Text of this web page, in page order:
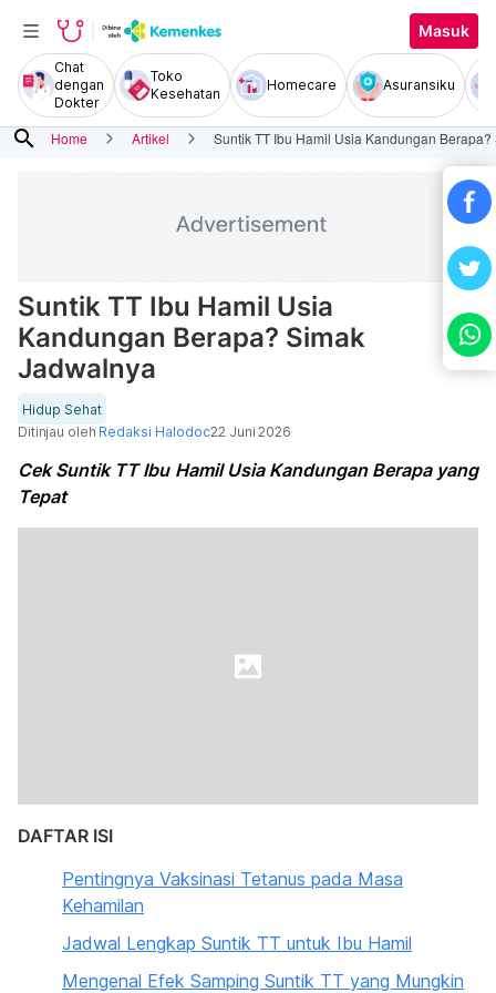
Masuk
Chat
dengan
Dokter
Toko
Kesehatan
Homecare Asuransiku
search Home Artikel Suntik TT Ibu Hamil Usia Kandungan
Suntik TT Ibu Hamil Usia
Kandungan Berapa? Simak
Jadwalnya
Hidup Sehat
Ditinjau oleh Redaksi Halodoc22 Juni 2026
Cek Suntik TT Ibu Hamil Usia Kandungan Berapa yang
Tepat
DAFTAR ISI
Pentingnya Vaksinasi Tetanus pada Masa
Kehamilan
Jadwal Lengkap Suntik TT untuk Ibu Hamil
Mengenal Efek Samping Suntik TT yang Mungkin